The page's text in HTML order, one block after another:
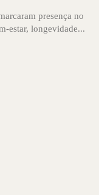
presença no
estar, longevidade...